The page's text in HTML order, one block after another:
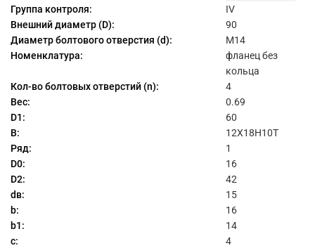
Группа контроля:
IV
Внешний диаметр (D):
90
Диаметр болтового отверстия (d):
М14
Номенклатура:
фланец без
кольца
Кол-во болтовых отверстий (n):
4
Вес:
0.69
D1:
60
B:
12Х18Н10Т
Ряд:
1
D0:
16
D2:
42
dв:
15
b:
16
b1:
14
c:
4